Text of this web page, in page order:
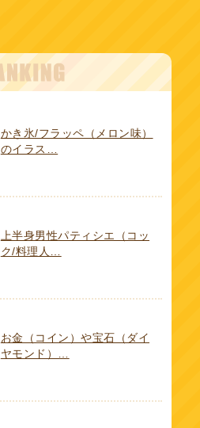
かき氷/フラッペ（メロン味）
のイラス…
上半身男性パティシエ（コッ
ク/料理人…
お金（コイン）や宝石（ダイ
ヤモンド）…